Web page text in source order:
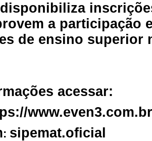
a participação
de ensino superior
acessar:
: sipemat.oficial